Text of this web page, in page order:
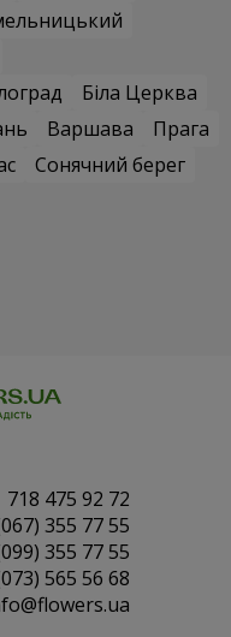
Біла Церква
Варшава
Прага
Сонячний берег
718 475 92 72
355 77 55
355 77 55
565 56 68